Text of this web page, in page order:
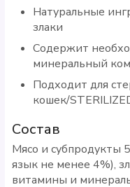
Натуральные
злаки
Содержит
минеральный
Подходит для
кошек/
Состав
Мясо и субпродукты
язык не менее 4%),
витамины и